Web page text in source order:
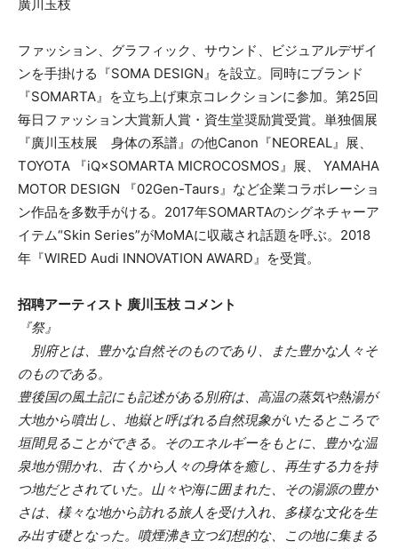
廣川玉枝
ファッション、グラフィック、サウンド、ビジュアルデザイ
ンを手掛ける『SOMA DESIGN』を設立。同時にブランド
『SOMARTA』を立ち上げ東京コレクションに参加。第25回
毎日ファッション大賞新人賞・資生堂奨励賞受賞。単独個展
『廣川玉枝展 身体の系譜』の他Canon『NEOREAL』展、
TOYOTA 『iQ×SOMARTA MICROCOSMOS』展、 YAMAHA
MOTOR DESIGN 『02Gen-Taurs』など企業コラボレーショ
ン作品を多数手がける。2017年SOMARTAのシグネチャーア
イテム“Skin Series”がMoMAに収蔵され話題を呼ぶ。2018
年『WIRED Audi INNOVATION AWARD』を受賞。
招聘アーティスト 廣川玉枝 コメント
『祭』
別府とは、豊かな自然そのものであり、また豊かな人々そ
のものである。
豊後国の風土記にも記述がある別府は、高温の蒸気や熱湯が
大地から噴出し、地嶽と呼ばれる自然現象がいたるところで
垣間見ることができる。そのエネルギーをもとに、豊かな温
泉地が開かれ、古くから人々の身体を癒し、再生する力を持
つ地だとされていた。山々や海に囲まれた、その湯源の豊か
さは、様々な地から訪れる旅人を受け入れ、多様な文化を生
み出す礎となった。噴煙沸き立つ幻想的な、この地に集まる